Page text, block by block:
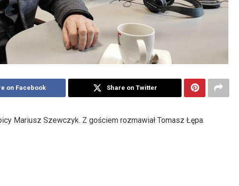
on Facebook Share on Twitter
Mariusz Szewczyk. Z gościem rozmawiał Tomasz Łępa.